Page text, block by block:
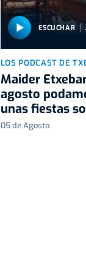
ESCUCHAR
LOS PODCAST DE
Maider
agosto
unas fiestas
05 de Agosto